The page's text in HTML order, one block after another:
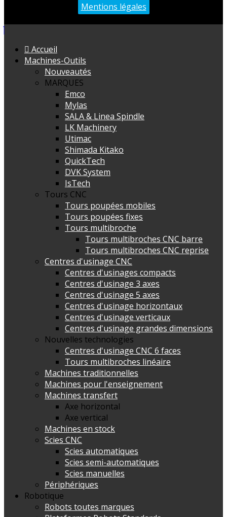
Mentions légales
Accueil
Machines-Outils
Nouveautés
MARQUES
Emco
Mylas
SALA & Linea Spindle
LK Machinery
Utimac
Shimada Kitako
QuickTech
DVK System
IsTech
Tours CNC
Tours poupées mobiles
Tours poupées fixes
Tours multibroche
Tours multibroches CNC barre
Tours multibroches CNC reprise
Centres d'usinage CNC
Centres d'usinages compacts
Centres d'usinage 3 axes
Centres d'usinage 5 axes
Centres d'usinage horizontaux
Centres d'usinage verticaux
Centres d'usinage grandes dimensions
Nouvelles technologies
Centres d'usinage CNC 6 faces
Tours multibroches linéaire
Machines traditionnelles
Machines pour l'enseignement
Machines transfert
Axe horizontal
Axe vertical
Machines en stock
Scies CNC
Scies automatiques
Scies semi-automatiques
Scies manuelles
Périphériques
Robotique
Robots toutes marques